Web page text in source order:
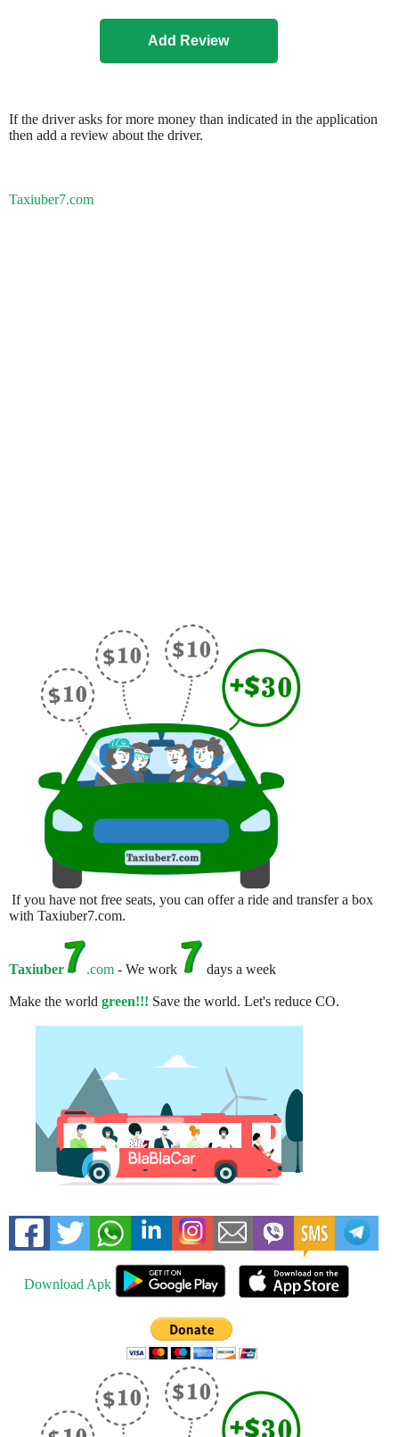
If the driver asks for more money than indicated in the application
then add a review about the driver.
Taxiuber7.com
If you have not free seats, you can offer a ride and transfer a box
with Taxiuber7.com.
Taxiuber .com - We work days a week
Make the world green!!! Save the world. Let's reduce CO.
Download Apk